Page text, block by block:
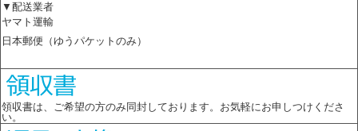
▼配送業者
ヤマト運輸
日本郵便（ゆうパケットのみ）
領収書は、ご希望の方のみ同封しております。お気軽にお申しつけくださ
い。